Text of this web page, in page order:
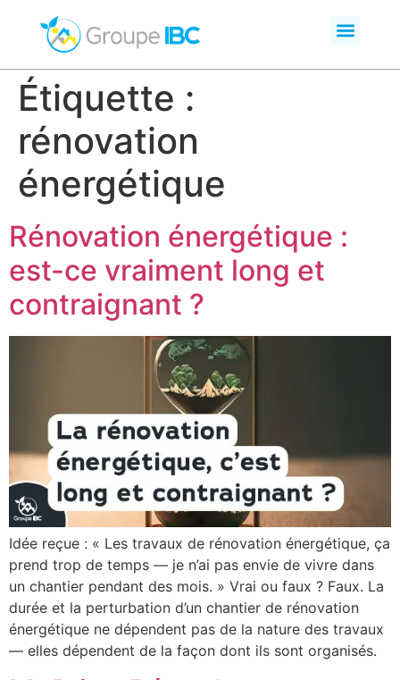
Étiquette :
rénovation
énergétique
Rénovation énergétique :
est-ce vraiment long et
contraignant ?
Idée reçue : « Les travaux de rénovation énergétique, ça
prend trop de temps — je n’ai pas envie de vivre dans
un chantier pendant des mois. » Vrai ou faux ? Faux. La
durée et la perturbation d’un chantier de rénovation
énergétique ne dépendent pas de la nature des travaux
— elles dépendent de la façon dont ils sont organisés.